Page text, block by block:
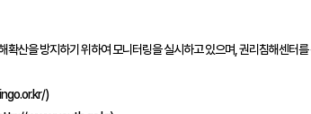
확산을 방지하기 위하여 모니터링을 실시하고 있으며, 권리침해센터
)